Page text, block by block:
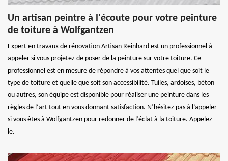
Un artisan peintre à l'écoute pour votre peinture
de toiture à Wolfgantzen
Expert en travaux de rénovation Artisan Reinhard est un professionnel à
appeler si vous projetez de poser de la peinture sur votre toiture. Ce
professionnel est en mesure de répondre à vos attentes quel que soit le
type de toiture et quelle que soit son accessibilité. Tuiles, ardoises, béton
ou autres, son équipe est disponible pour réaliser une peinture dans les
règles de l‘art tout en vous donnant satisfaction. N’hésitez pas à l’appeler
si vous êtes à Wolfgantzen pour redonner de l’éclat à la toiture. Appelez-
le.